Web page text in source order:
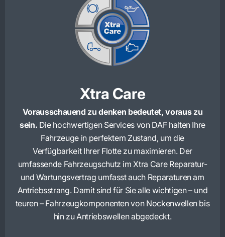
Xtra Care
Vorausschauend zu denken bedeutet, voraus zu
sein. Die hochwertigen Services von DAF halten Ihre
Fahrzeuge in perfektem Zustand, um die
Verfügbarkeit Ihrer Flotte zu maximieren. Der
umfassende Fahrzeugschutz im Xtra Care Reparatur-
und Wartungsvertrag umfasst auch Reparaturen am
Antriebsstrang. Damit sind für Sie alle wichtigen – und
teuren – Fahrzeugkomponenten von Nockenwellen bis
hin zu Antriebswellen abgedeckt.